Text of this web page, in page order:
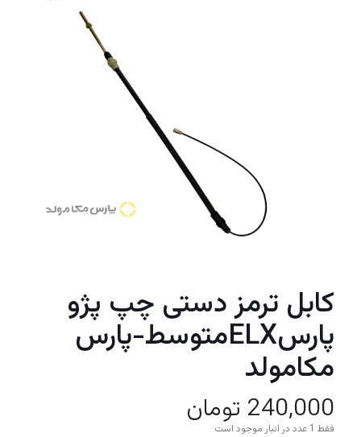
کابل ترمز دستی چپ پژو
پارسELXمتوسط-پارس
مکامولد
240,000 تومان
فقط 1 عدد در انبار موجود است